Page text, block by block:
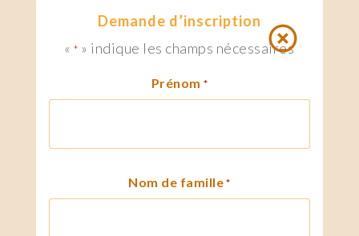
Demande d’inscription
«* » indique les champs nécessaires
Prénom *
Nom de famille *